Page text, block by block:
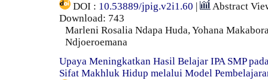
DOI : 10.53889/jpig.v2i1.60
Abstract
Download: 743
Marleni Rosalia Ndapa Huda, Yohana
Ndjoeroemana
Upaya Meningkatkan Hasil Belajar IPA SMP
Sifat Makhluk Hidup melalui Model